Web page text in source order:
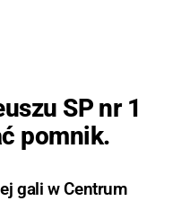
SP nr 1
pomnik.
gali w Centrum